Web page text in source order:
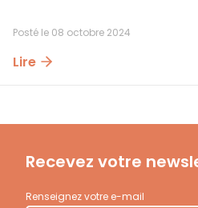
Posté le 08 octobre 2024
Lire
Recevez votre
Renseignez votre e-mail